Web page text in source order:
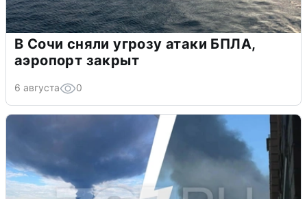
В Сочи сняли угрозу атаки БПЛА,
аэропорт закрыт
6 августа 0